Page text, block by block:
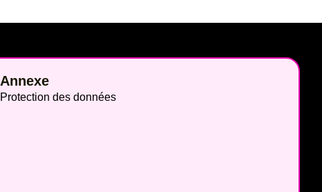
Annexe
Protection des données